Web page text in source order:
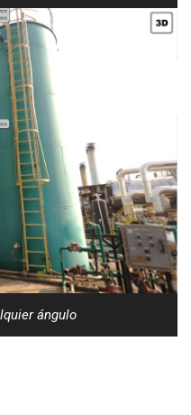
ángulo